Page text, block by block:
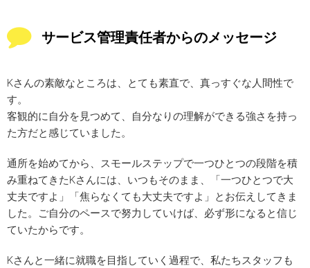
サービス管理責任者からのメッセージ
Kさんの素敵なところは、とても素直で、真っすぐな人間性で
す。
客観的に自分を見つめて、自分なりの理解ができる強さを持っ
た方だと感じていました。
通所を始めてから、スモールステップで一つひとつの段階を積
み重ねてきたKさんには、いつもそのまま、「一つひとつで大
丈夫ですよ」「焦らなくても大丈夫ですよ」とお伝えしてきま
した。ご自分のペースで努力していけば、必ず形になると信じ
ていたからです。
Kさんと一緒に就職を目指していく過程で、私たちスタッフも